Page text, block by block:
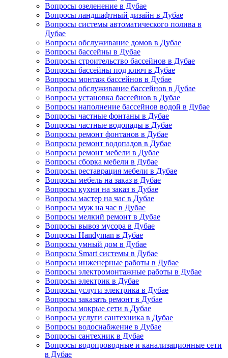
Вопросы озеленение в Дубае
Вопросы ландшафтный дизайн в Дубае
Вопросы системы автоматического полива в
Дубае
Вопросы обслуживание домов в Дубае
Вопросы бассейны в Дубае
Вопросы строительство бассейнов в Дубае
Вопросы бассейны под ключ в Дубае
Вопросы монтаж бассейнов в Дубае
Вопросы обслуживание бассейнов в Дубае
Вопросы установка бассейнов в Дубае
Вопросы наполнение бассейнов водой в Дубае
Вопросы частные фонтаны в Дубае
Вопросы частные водопады в Дубае
Вопросы ремонт фонтанов в Дубае
Вопросы ремонт водопадов в Дубае
Вопросы ремонт мебели в Дубае
Вопросы сборка мебели в Дубае
Вопросы реставрация мебели в Дубае
Вопросы мебель на заказ в Дубае
Вопросы кухни на заказ в Дубае
Вопросы мастер на час в Дубае
Вопросы муж на час в Дубае
Вопросы мелкий ремонт в Дубае
Вопросы вывоз мусора в Дубае
Вопросы Handyman в Дубае
Вопросы умный дом в Дубае
Вопросы Smart системы в Дубае
Вопросы инженерные работы в Дубае
Вопросы электромонтажные работы в Дубае
Вопросы электрик в Дубае
Вопросы услуги электрика в Дубае
Вопросы заказать ремонт в Дубае
Вопросы мокрые сети в Дубае
Вопросы услуги сантехника в Дубае
Вопросы водоснабжение в Дубае
Вопросы сантехник в Дубае
Вопросы водопроводные и канализационные сети
в Дубае